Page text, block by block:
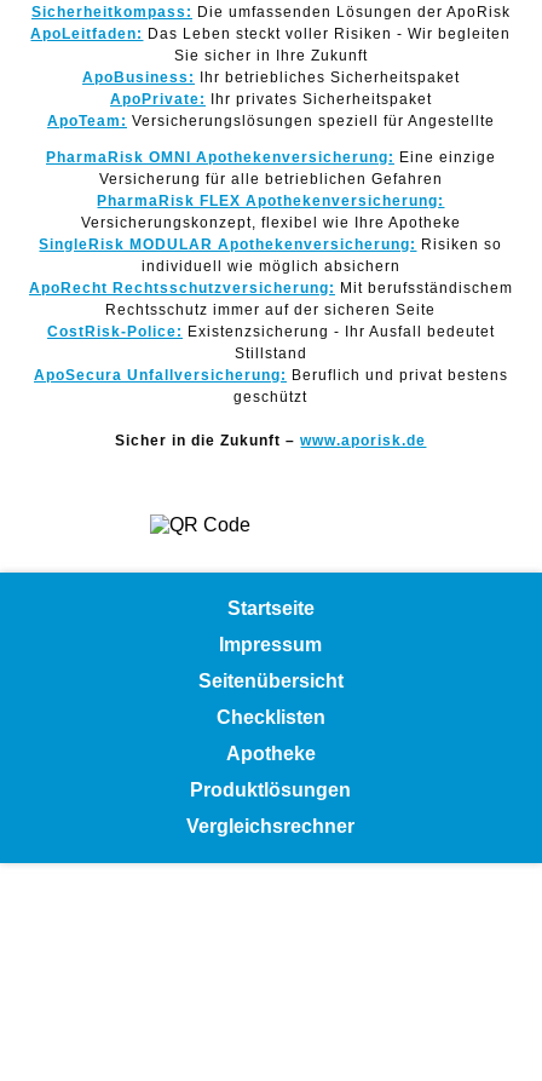
Sicherheitkompass: Die umfassenden Lösungen der ApoRisk
ApoLeitfaden: Das Leben steckt voller Risiken - Wir begleiten
Sie sicher in Ihre Zukunft
ApoBusiness: Ihr betriebliches Sicherheitspaket
ApoPrivate: Ihr privates Sicherheitspaket
ApoTeam: Versicherungslösungen speziell für Angestellte
PharmaRisk OMNI Apothekenversicherung: Eine einzige
Versicherung für alle betrieblichen Gefahren
PharmaRisk FLEX Apothekenversicherung:
Versicherungskonzept, flexibel wie Ihre Apotheke
SingleRisk MODULAR Apothekenversicherung: Risiken so
individuell wie möglich absichern
ApoRecht Rechtsschutzversicherung: Mit berufsständischem
Rechtsschutz immer auf der sicheren Seite
CostRisk-Police: Existenzsicherung - Ihr Ausfall bedeutet
Stillstand
ApoSecura Unfallversicherung: Beruflich und privat bestens
geschützt
Sicher in die Zukunft –www.aporisk.de
Startseite
Impressum
Seitenübersicht
Checklisten
Apotheke
Produktlösungen
Vergleichsrechner